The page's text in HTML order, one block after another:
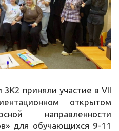
приняли участие в VII
открытом
направленности
для обучающихся 9-11